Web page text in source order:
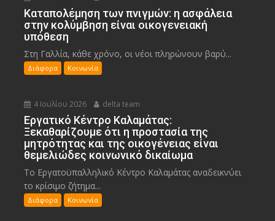
Καταπολέμηση των πνιγμών: η ασφάλεια
στην κολύμβηση είναι οικογενειακή
υπόθεση
Στη Γαλλία, κάθε χρόνο, οι νέοι πληρώνουν βαρύ...
Διάφορα Κοινωνία
4 Ιουλίου 2026 delta team
Εργατικό Κέντρο Καλαμάτας:
Ξεκαθαρίζουμε ότι η προστασία της
μητρότητας και της οικογένειας είναι
θεμελιώδες κοινωνικό δικαίωμα
Το Εργατοϋπαλληλικό Κέντρο Καλαμάτας αναδεικνύει
το κρίσιμο ζήτημα...
Διάφορα Κοινωνία